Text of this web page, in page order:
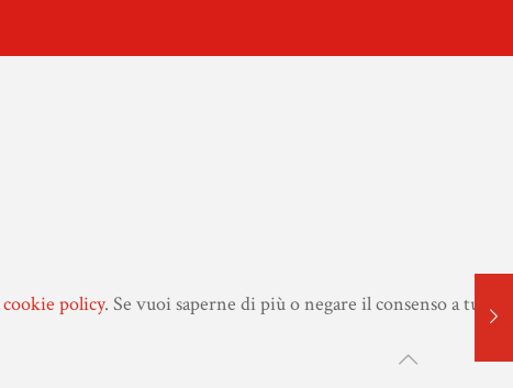
cookie policy. Se vuoi saperne di più o negare il consenso a tutti i